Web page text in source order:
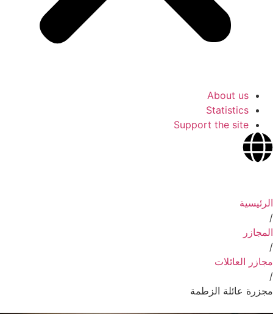
About us
Statistics
Support the site
الرئيسية
/
المجازر
/
مجازر العائلات
/
مجزرة عائلة الزطمة